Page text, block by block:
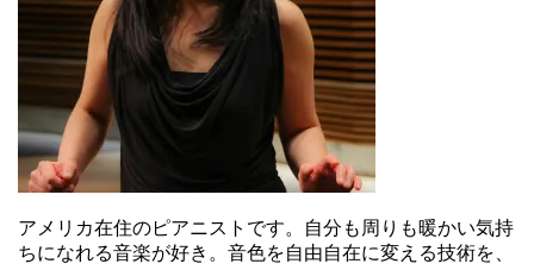
アメリカ在住のピアニストです。自分も周りも暖かい気持
ちになれる音楽が好き。音色を自由自在に変える技術を、